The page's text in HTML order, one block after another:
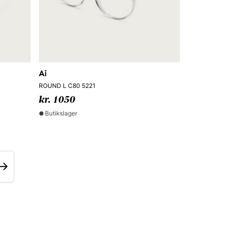
Ai
ROUND L C80 5221
kr. 1050
Butikslager